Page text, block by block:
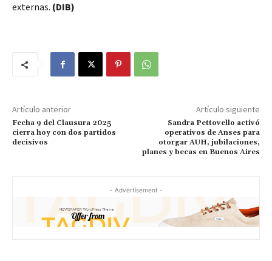
externas. (DIB)
Artículo anterior
Fecha 9 del Clausura 2025
cierra hoy con dos partidos
decisivos
Artículo siguiente
Sandra Pettovello activó
operativos de Anses para
otorgar AUH, jubilaciones,
planes y becas en Buenos Aires
- Advertisement -